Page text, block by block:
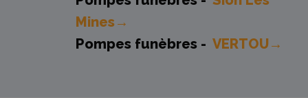
Mines→
Pompes funèbres - VERTOU→